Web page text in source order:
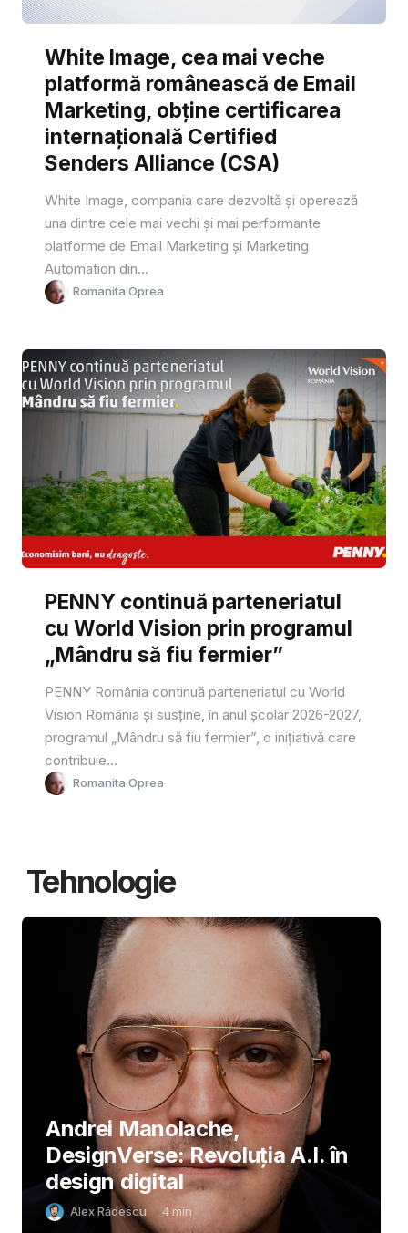
White Image, cea mai veche
platformă românească de Email
Marketing, obține certificarea
internațională Certified
Senders Alliance (CSA)
White Image, compania care dezvoltă și operează
una dintre cele mai vechi și mai performante
platforme de Email Marketing și Marketing
Automation din...
Romanita Oprea
PENNY continuă parteneriatul
cu World Vision prin programul
„Mândru să fiu fermier”
PENNY România continuă parteneriatul cu World
Vision România și susține, în anul școlar 2026-2027,
programul „Mândru să fiu fermier”, o inițiativă care
contribuie...
Romanita Oprea
Tehnologie
Andrei Manolache,
DesignVerse: Revoluția A.I. în
design digital
Alex Rădescu 4 min